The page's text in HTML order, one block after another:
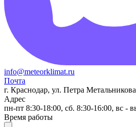
info@meteorklimat.ru
Почта
г. Краснодар, ул. Петра
Адрес
пн-пт 8:30-18:00, сб. 8:30-16:00, вс -
Время работы